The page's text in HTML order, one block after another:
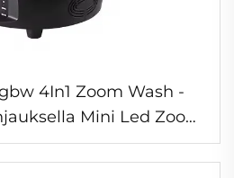
4In1 Zoom Wash -
Mini Led Zoom
valo Dj Led liikkuva